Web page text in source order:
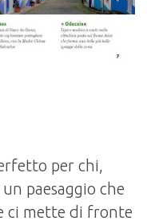
per chi,
paesaggio che
ci mette di fronte